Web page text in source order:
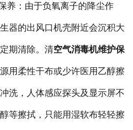
养：由于负氧离子的降尘作
器的出风口机壳附近会沉积大
期清除。清空气消毒机维护保
用柔性干布或少许医用乙醇擦
洗，人体感应探头及显示屏不
等擦拭，只能用湿软布轻轻擦